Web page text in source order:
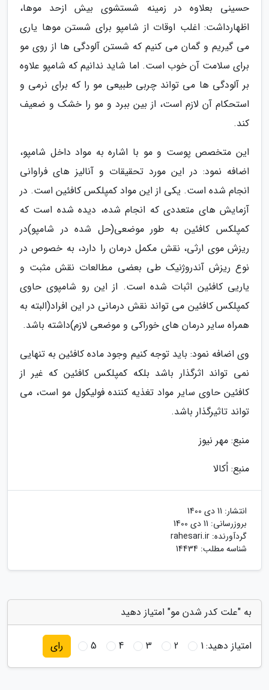
حسینی بعلاوه در زمینه شستشوی بیش ازحد موها،
اظهارداشت: اغلب اوقات از شامپو برای شستن موها یاری
می گیریم و گمان می کنیم که شستن آلودگی ها از روی مو
برای سلامت آن خوب است. اما شاید ندانیم که شامپو علاوه
بر آلودگی ها می تواند چربی طبیعی مو را که برای نرمی و
استحکام آن لازم است، از بین ببرد و مو را خشک و ضعیف
کند.
این متخصص پوست و مو با اشاره به مواد داخل شامپو،
اضافه نمود: در این مورد تحقیقات و آنالیز های فراوانی
انجام شده است. یکی از این مواد کمپلکس کافئین است. در
آزمایش های متعددی که انجام شده، دیده شده است که
کمپلکس کافئین به طور موضعی(حل شده در شامپو)در
ریزش موی ارثی، نقش مکمل درمان را دارد، به خصوص در
نوع ریزش آندروژنیک طی بعضی مطالعات نقش مثبت و
یاریی کافئین اثبات شده است. از این رو شامپوی حاوی
کمپلکس کافئین می تواند نقش درمانی در این افراد(البته به
همراه سایر درمان های خوراکی و موضعی لازم)داشته باشد.
وی اضافه نمود: باید توجه کنیم وجود ماده کافئین به تنهایی
نمی تواند اثرگذار باشد بلکه کمپلکس کافئین که غیر از
کافئین حاوی سایر مواد تغذیه کننده فولیکول مو است، می
تواند تاثیرگذار باشد.
منبع: مهر نیوز
منبع: اُکالا
انتشار: 11 دی 1400
بروزرسانی: 11 دی 1400
گردآورنده: rahesari.ir
شناسه مطلب: 14434
به "علت کدر شدن مو" امتیاز دهید
امتیاز دهید:1
2
3
4
5 رای